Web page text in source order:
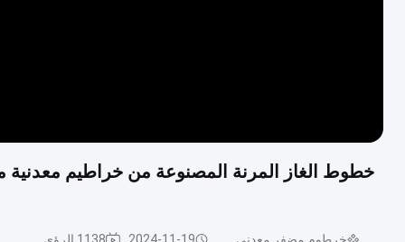
خطوط الغاز المرنة المصنوعة من خراطيم معدنية
خرطوم مضفر معدني 2024-11-19 1138 الرؤى